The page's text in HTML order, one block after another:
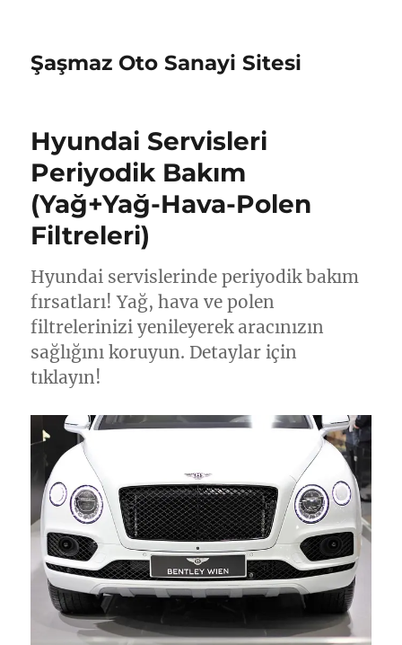
Şaşmaz Oto Sanayi Sitesi
Hyundai Servisleri
Periyodik Bakım
(Yağ+Yağ-Hava-Polen
Filtreleri)
Hyundai servislerinde periyodik bakım
fırsatları! Yağ, hava ve polen
filtrelerinizi yenileyerek aracınızın
sağlığını koruyun. Detaylar için
tıklayın!